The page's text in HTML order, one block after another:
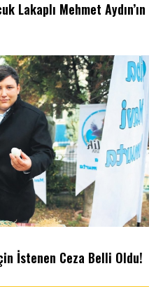
Lakaplı Mehmet Aydın’ın
İstenen Ceza Belli Oldu!